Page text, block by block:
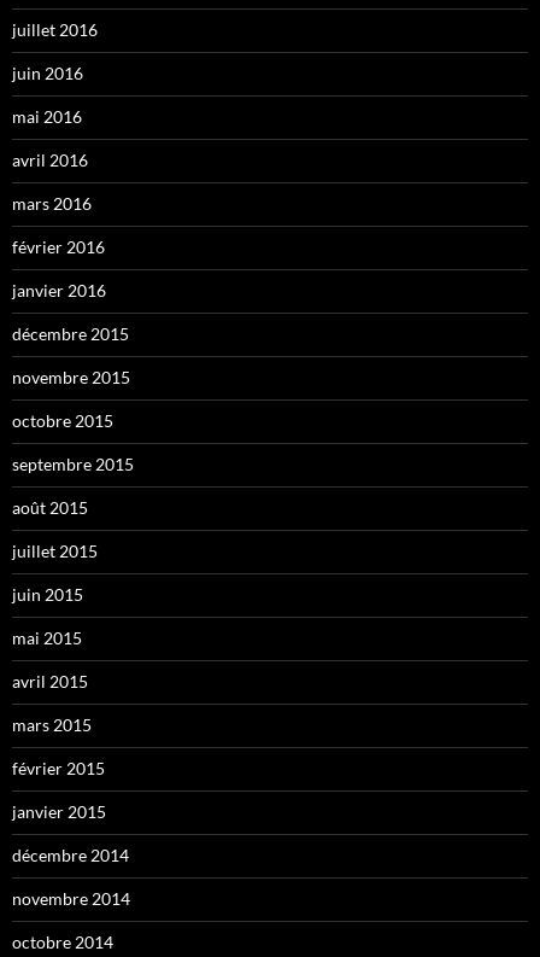
juillet 2016
juin 2016
mai 2016
avril 2016
mars 2016
février 2016
janvier 2016
décembre 2015
novembre 2015
octobre 2015
septembre 2015
août 2015
juillet 2015
juin 2015
mai 2015
avril 2015
mars 2015
février 2015
janvier 2015
décembre 2014
novembre 2014
octobre 2014